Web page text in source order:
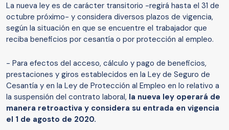
La nueva ley es de carácter transitorio -regirá hasta el 31 de
octubre próximo- y considera diversos plazos de vigencia,
según la situación en que se encuentre el trabajador que
reciba beneficios por cesantía o por protección al empleo.
- Para efectos del acceso, cálculo y pago de beneficios,
prestaciones y giros establecidos en la Ley de Seguro de
Cesantía y en la Ley de Protección al Empleo en lo relativo a
la suspensión del contrato laboral, la nueva ley operará de
manera retroactiva y considera su entrada en vigencia
el 1 de agosto de 2020.